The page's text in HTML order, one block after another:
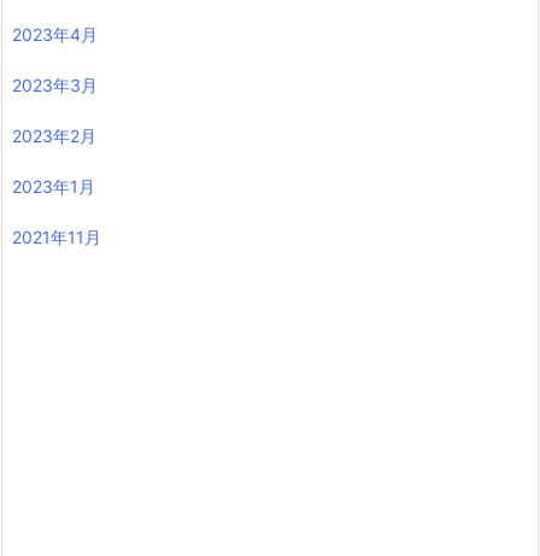
2023年4月
2023年3月
2023年2月
2023年1月
2021年11月